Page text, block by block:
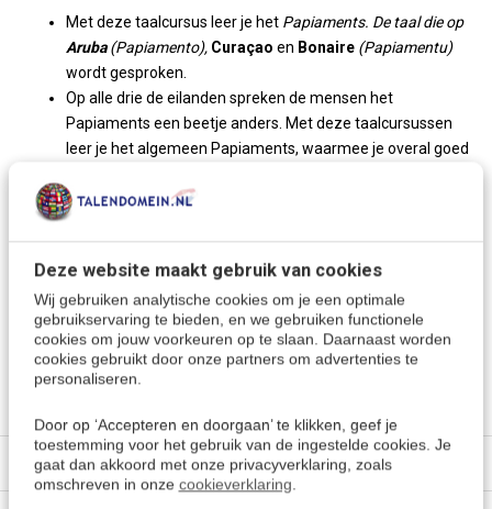
Deze website maakt gebruik van cookies
Wij gebruiken analytische cookies om je een optimale
gebruikservaring te bieden, en we gebruiken functionele
cookies om jouw voorkeuren op te slaan. Daarnaast worden
cookies gebruikt door onze partners om advertenties te
personaliseren.
Door op ‘Accepteren en doorgaan’ te klikken, geef je
toestemming voor het gebruik van de ingestelde cookies. Je
gaat dan akkoord met onze privacyverklaring, zoals
omschreven in onze cookieverklaring.
Met deze taalcursus leer je het Papiaments. De taal die op
Aruba(Papiamento), Curaçao en Bonaire (Papiamentu)
wordt gesproken.
Op alle drie de eilanden spreken de mensen het
Papiaments een beetje anders. Met deze taalcursussen
leer je het algemeen Papiaments, waarmee je overal goed
Papiaments is afgeleid van het Portugese woord ‘papia’
dat ‘spreken’ betekent.
van over de hele wereld!
Meer keuzes:
Cursussen Papiaments
Specificaties